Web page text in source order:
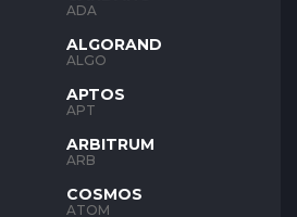
ADA
ALGORAND
ALGO
APTOS
APT
ARBITRUM
ARB
COSMOS
ATOM